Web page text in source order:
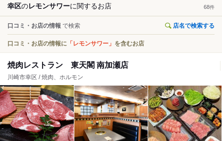
幸区のレモンサワーに関するお店 68件
口コミ・お店の情報 で検索 店名で検索する
口コミ・お店の情報に 「レモンサワー」 を含むお店
焼肉レストラン 東天閣 南加瀬店
川崎市幸区 / 焼肉、ホルモン